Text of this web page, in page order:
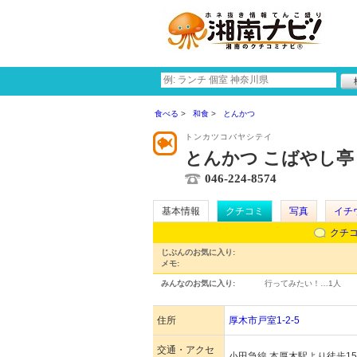
食べる 和食 とんかつ
トンカツコバヤシテイ
とんかつ こばやし亭
046-224-8574
基本情報 クチコミ 写真
イチ
クチ
じぶんのお気に入り:
メモ:
みんなのお気に入り: 行ってみたい！… 1人
住所 厚木市戸室1-2-5
交通・アクセ